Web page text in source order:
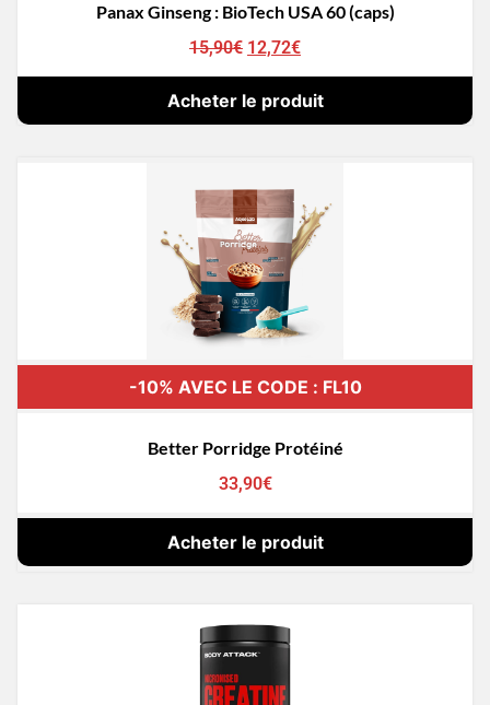
Panax Ginseng : BioTech USA 60 (caps)
15,90€ 12,72€
Acheter le produit
-10% AVEC LE CODE : FL10
Better Porridge Protéiné
33,90€
Acheter le produit